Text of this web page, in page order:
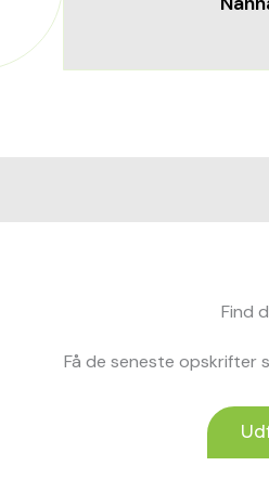
Find
Få de seneste opskrifter